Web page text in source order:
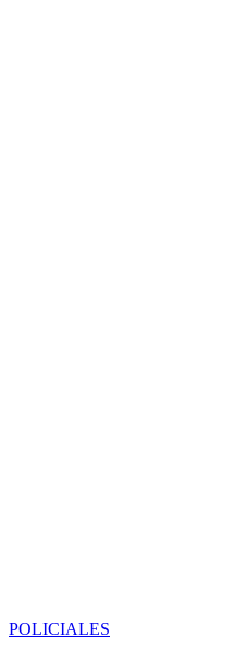
POLICIALES